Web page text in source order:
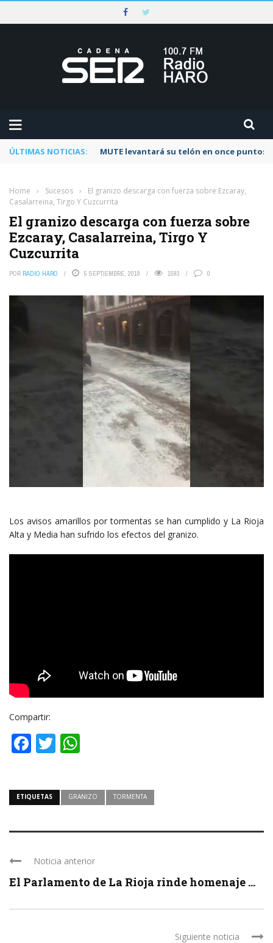
ÚLTIMAS NOTICIAS: MUTE levantará su telón en once puntos
Home › Sucesos ›
El granizo descarga con fuerza sobre Ezcaray,
Casalarreina, Tirgo Y Cuzcurrita
El granizo descarga con fuerza sobre
Ezcaray, Casalarreina, Tirgo Y
Cuzcurrita
POR RADIO HARO 5 SEPTIEMBRE, 2018 1593 0
Los avisos amarillos por tormentas se han cumplido y La Rioja
Alta y Media han sufrido los efectos del granizo.
Compartir:
Facebook
Twitter
ETIQUETAS GRANIZO TORMENTA
Noticia anterior
El Parlamento de La Rioja rinde homenaje ...
Siguiente noticia